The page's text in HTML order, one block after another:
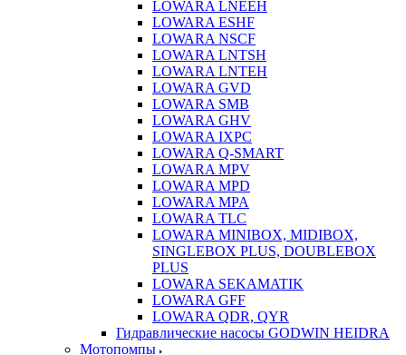
LOWARA LNEEH
LOWARA ESHF
LOWARA NSCF
LOWARA LNTSH
LOWARA LNTEH
LOWARA GVD
LOWARA SMB
LOWARA GHV
LOWARA IXPС
LOWARA Q-SMART
LOWARA MPV
LOWARA MPD
LOWARA MPA
LOWARA TLC
LOWARA MINIBOX, MIDIBOX,
SINGLEBOX PLUS, DOUBLEBOX
PLUS
LOWARA SEKAMATIK
LOWARA GFF
LOWARA QDR, QYR
Гидравлические насосы GODWIN HEIDRA
Мотопомпы